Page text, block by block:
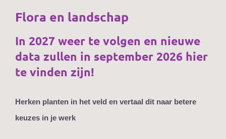
Flora en landschap
In 2027 weer te volgen en nieuwe
data zullen in september 2026 hier
te vinden zijn!
Herken planten in het veld en vertaal dit naar betere
keuzes in je werk